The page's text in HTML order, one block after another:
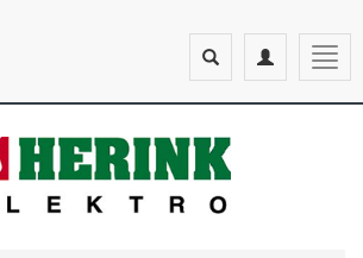
Toggle
navigation
Toggle
search